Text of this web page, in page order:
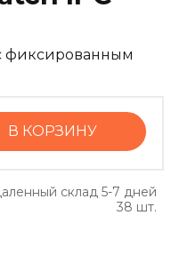
фиксированным
В КОРЗИНУ
склад 5-7 дней
38 шт.